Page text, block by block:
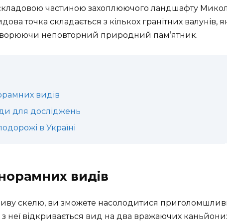
частиною захоплюючого ландшафту
точка складається з кількох гранітних валунів,
неповторний природний пам’ятник.
видів
для досліджень
в Україні
видів
скелю, ви зможете насолодитися
неї відкривається вид на два вражаючих каньйони: